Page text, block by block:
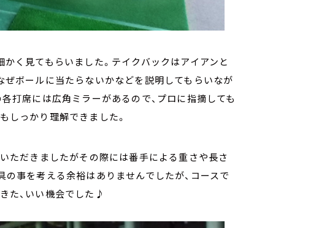
く見てもらいました。テイクバックはアイアンと
ボールに当たらないかなどを説明してもらいなが
打席には広角ミラーがあるので、プロに指摘しても
しっかり理解できました。
ただきましたがその際には番手による重さや長さ
事を考える余裕はありませんでしたが、コースで
た、いい機会でした♪